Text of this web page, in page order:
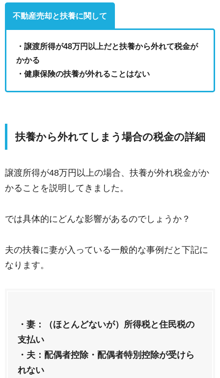
不動産売却と扶養に関して
・譲渡所得が48万円以上だと扶養から外れて税金が
かかる
・健康保険の扶養が外れることはない
扶養から外れてしまう場合の税金の詳細
譲渡所得が48万円以上の場合、扶養が外れ税金がか
かることを説明してきました。
では具体的にどんな影響があるのでしょうか？
夫の扶養に妻が入っている一般的な事例だと下記に
なります。
・妻：（ほとんどないが）所得税と住民税の
支払い
・夫：配偶者控除・配偶者特別控除が受けら
れない